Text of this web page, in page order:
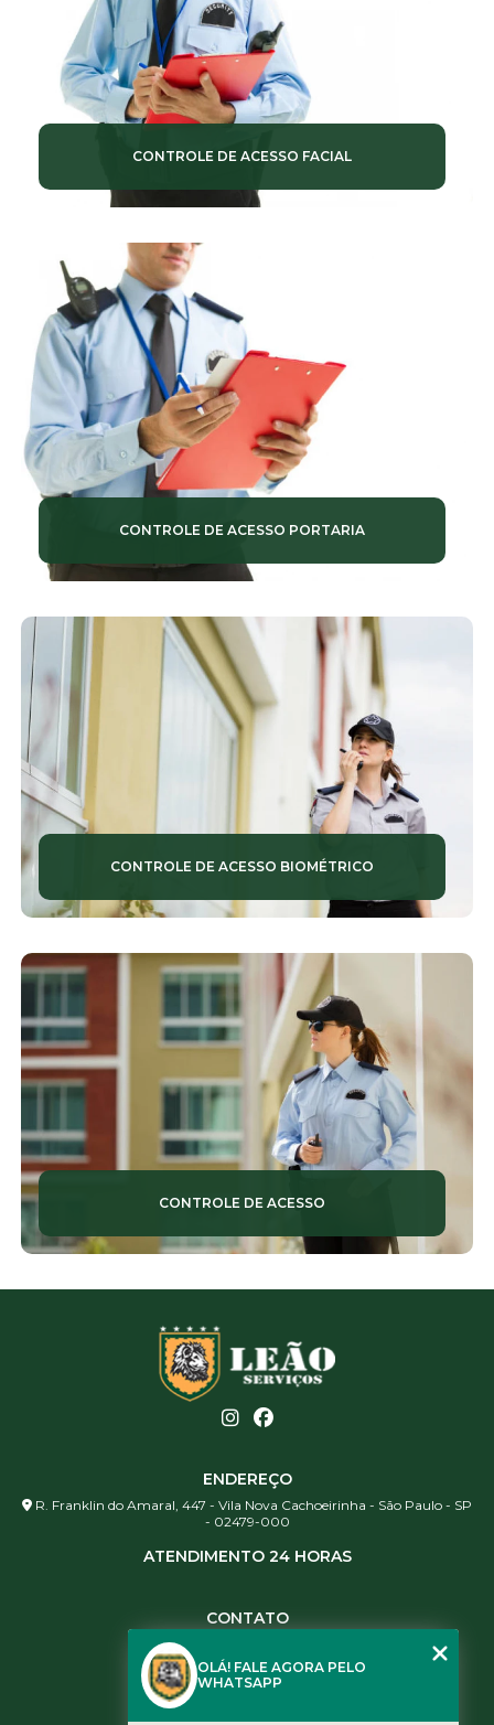
CONTROLE DE ACESSO FACIAL
CONTROLE DE ACESSO PORTARIA
CONTROLE DE ACESSO BIOMÉTRICO
CONTROLE DE ACESSO
ENDEREÇO
R. Franklin do Amaral, 447 - Vila Nova Cachoeirinha - São Paulo - SP
- 02479-000
ATENDIMENTO 24 HORAS
CONTATO
(11) 3461-5871
contato@leaoservicos.com.br
OLÁ! FALE AGORA PELO
WHATSAPP